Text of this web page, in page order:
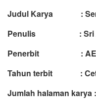
Judul Karya :
Penulis : Sri
Penerbit : AE
Tahun terbit :
Jumlah halaman karya